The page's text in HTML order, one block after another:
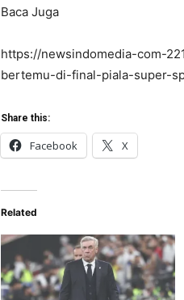
Baca Juga
https://newsindomedia-com-
bertemu-di-final-piala-super-
Share this:
Facebook X
Related